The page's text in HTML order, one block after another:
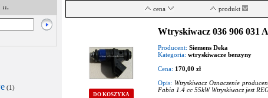
::.
(1)
cena produkt
DO KOSZYKA
Wtryskiwacz 036 906 031
Producent: Siemens Deka
Kategoria: wtryskiwacze benzyny
Cena: 170,00 zł
Opis: Wtryskiwacz Oznaczenie
Fabia 1.4 cc 55kW Wtryskiwacz jest